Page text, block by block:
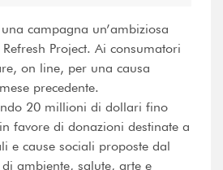
campagna un’ambiziosa
Project. Ai consumatori
on line, per una causa
precedente.
20 millioni di dollari fino
favore di donazioni destinate a
e cause sociali proposte dal
ambiente, salute, arte e